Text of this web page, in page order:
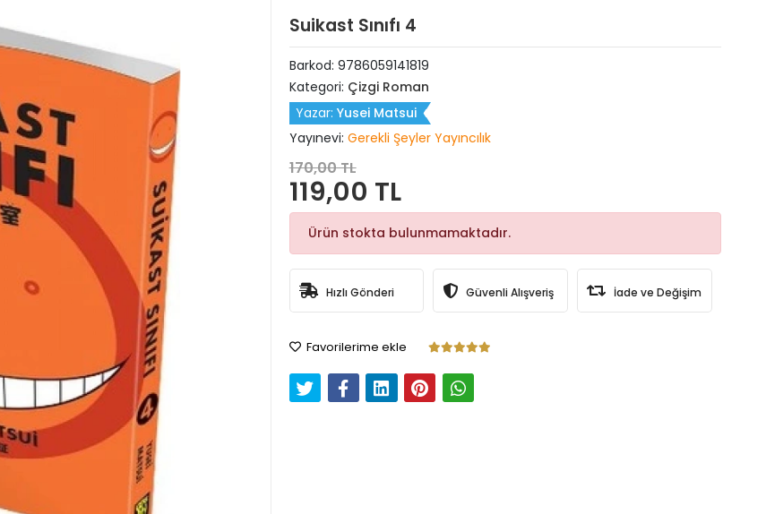
Suikast Sınıfı 4
Barkod: 9786059141819
Kategori: Çizgi Roman
Yazar: Yusei Matsui
Yayınevi: Gerekli Şeyler Yayıncılık
170,00 TL
119,00 TL
Ürün stokta bulunmamaktadır.
Hızlı Gönderi Güvenli Alışveriş İade ve Değişim
Favorilerime ekle